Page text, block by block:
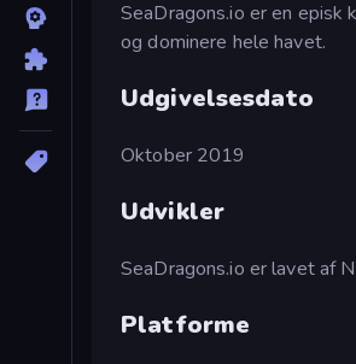
SeaDragons.io er en episk
og dominere hele havet.
Udgivelsesdato
Oktober 2019
Udvikler
SeaDragons.io er lavet af
Platforme